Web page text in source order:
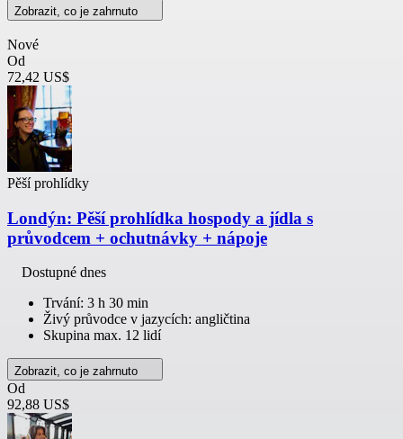
Zobrazit, co je zahrnuto
Nové
Od
72,42 US$
Pěší prohlídky
Londýn: Pěší prohlídka hospody a jídla s
průvodcem + ochutnávky + nápoje
Dostupné dnes
Trvání: 3 h 30 min
Živý průvodce v jazycích: angličtina
Skupina max. 12 lidí
Zobrazit, co je zahrnuto
Od
92,88 US$